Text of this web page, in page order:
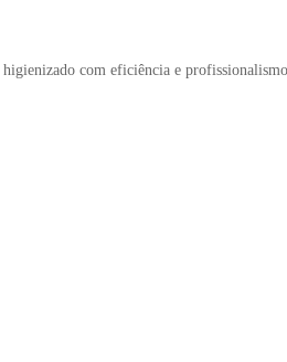
com eficiência e